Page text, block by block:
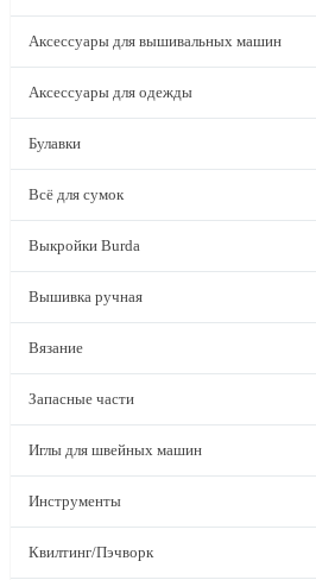
Аксессуары для вышивальных машин
Аксессуары для одежды
Булавки
Всё для сумок
Выкройки Burda
Вышивка ручная
Вязание
Запасные части
Иглы для швейных машин
Инструменты
Квилтинг/Пэчворк